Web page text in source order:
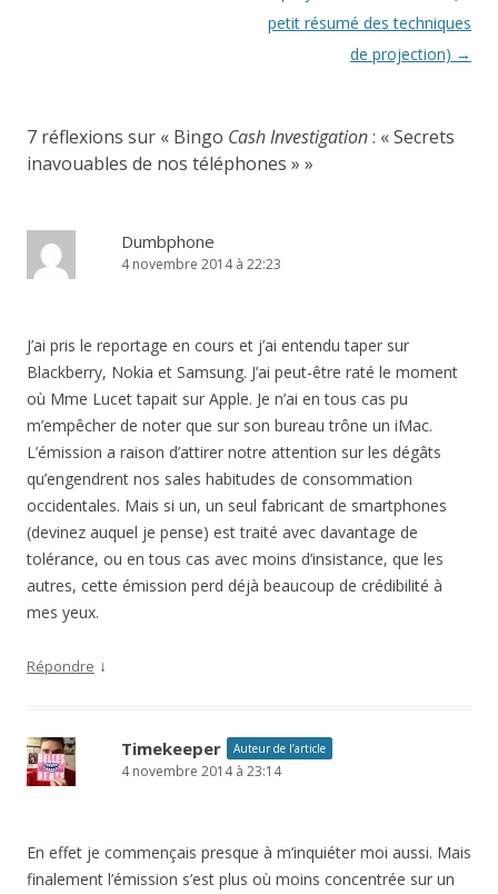
petit résumé des techniques
de projection) →
7 réflexions sur « Bingo Cash Investigation: « Secrets
inavouables de nos téléphones » »
Dumbphone
4 novembre 2014 à 22:23
J’ai pris le reportage en cours et j’ai entendu taper sur
Blackberry, Nokia et Samsung. J’ai peut-être raté le moment
où Mme Lucet tapait sur Apple. Je n’ai en tous cas pu
m’empêcher de noter que sur son bureau trône un iMac.
L’émission a raison d’attirer notre attention sur les dégâts
qu’engendrent nos sales habitudes de consommation
occidentales. Mais si un, un seul fabricant de smartphones
(devinez auquel je pense) est traité avec davantage de
tolérance, ou en tous cas avec moins d’insistance, que les
autres, cette émission perd déjà beaucoup de crédibilité à
mes yeux.
Répondre ↓
Timekeeper Auteur de l’article
4 novembre 2014 à 23:14
En effet je commençais presque à m’inquiéter moi aussi. Mais
finalement l’émission s’est plus où moins concentrée sur un